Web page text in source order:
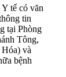
tế có văn
tin
tại Phòng
Tông,
và
bệnh